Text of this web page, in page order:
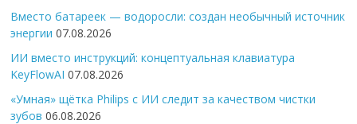
Вместо батареек — водоросли: создан необычный источник
энергии 07.08.2026
ИИ вместо инструкций: концептуальная клавиатура
KeyFlowAI 07.08.2026
«Умная» щётка Philips с ИИ следит за качеством чистки
зубов 06.08.2026